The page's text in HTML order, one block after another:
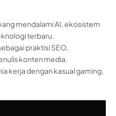
mendalami AI, ekosistem
terbaru.
praktisi SEO,
konten media.
kerja dengan kasual gaming.